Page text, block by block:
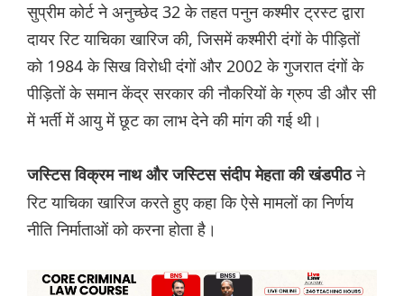
सुप्रीम कोर्ट ने अनुच्छेद 32 के तहत पनुन कश्मीर ट्रस्ट द्वारा
दायर रिट याचिका खारिज की, जिसमें कश्मीरी दंगों के पीड़ितों
को 1984 के सिख विरोधी दंगों और 2002 के गुजरात दंगों के
पीड़ितों के समान केंद्र सरकार की नौकरियों के ग्रुप डी और सी
में भर्ती में आयु में छूट का लाभ देने की मांग की गई थी।
जस्टिस विक्रम नाथ और जस्टिस संदीप मेहता की खंडपीठने
रिट याचिका खारिज करते हुए कहा कि ऐसे मामलों का निर्णय
नीति निर्माताओं को करना होता है।